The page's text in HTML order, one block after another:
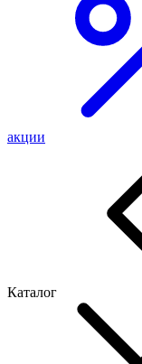
акции
Каталог